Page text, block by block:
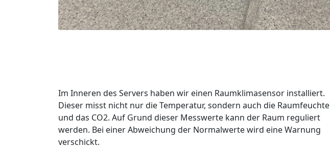
Im Inneren des Servers haben wir einen Raumklimasensor installiert.
Dieser misst nicht nur die Temperatur, sondern auch die Raumfeuchte
und das CO2. Auf Grund dieser Messwerte kann der Raum reguliert
werden. Bei einer Abweichung der Normalwerte wird eine Warnung
verschickt.